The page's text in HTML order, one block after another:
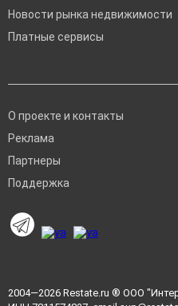
Новости рынка недвижимости
Платные сервисы
О проекте и контакты
Реклама
Партнеры
Поддержка
2004—2026 Restate.ru ® ООО